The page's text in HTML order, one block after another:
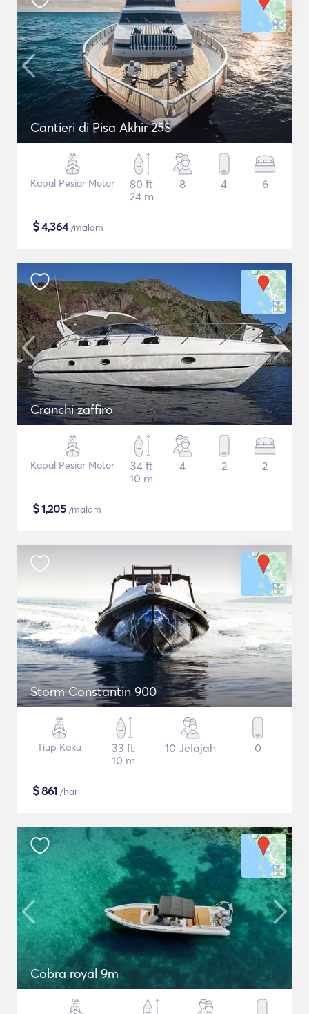
Cantieri di Pisa Akhir 25S
Kapal Pesiar Motor
80 ft
24 m
8 4 6
$4,364/malam
Cranchi zaffiro
Kapal Pesiar Motor
34 ft
10 m
4 2 2
$1,205 /malam
Storm Constantin 900
Tiup Kaku
33 ft
10 m
10 Jelajah 0
$861 /hari
Cobra royal 9m